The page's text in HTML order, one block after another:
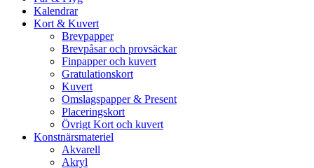
Kalendrar
Kort & Kuvert
Brevpapper
Brevpåsar och provsäckar
Finpapper och kuvert
Gratulationskort
Kuvert
Omslagspapper & Present
Placeringskort
Övrigt Kort och kuvert
Konstnärsmateriel
Akvarell
Akryl